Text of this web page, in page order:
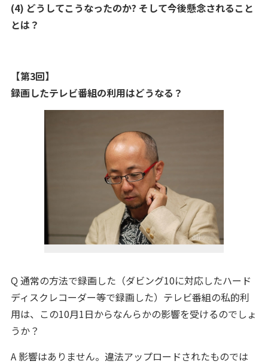
(4) どうしてこうなったのか? そして今後懸念されること
とは？
【第3回】
録画したテレビ番組の利用はどうなる？
Q 通常の方法で録画した（ダビング10に対応したハード
ディスクレコーダー等で録画した）テレビ番組の私的利
用は、この10月1日からなんらかの影響を受けるのでしょ
うか？
A 影響はありません。違法アップロードされたものでは